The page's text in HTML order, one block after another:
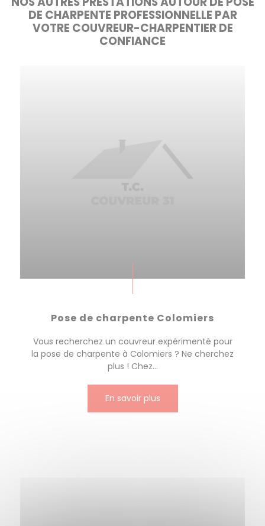
DE CHARPENTE PROFESSIONNELLE PAR
VOTRE COUVREUR-CHARPENTIER DE
CONFIANCE
Pose de charpente Colomiers
Vous recherchez un couvreur expérimenté pour
la pose de charpente à Colomiers ? Ne cherchez
plus ! Chez...
En savoir plus